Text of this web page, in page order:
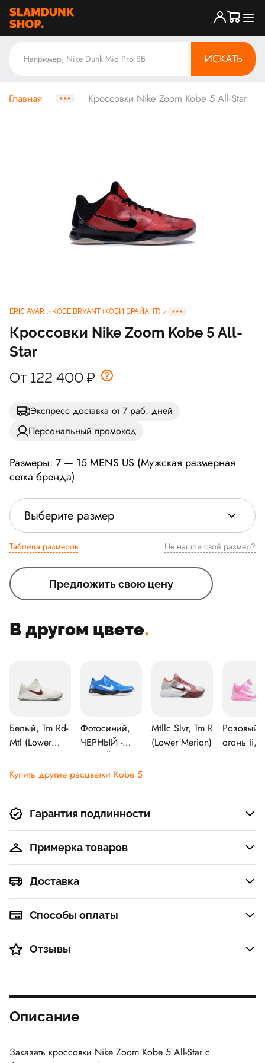
ИСКАТЬ
Главная Кроссовки Nike Zoom Kobe 5 All-Star
ERIC AVAR KOBE BRYANT (КОБИ БРАЙАНТ)
Кроссовки Nike Zoom Kobe 5 All-
Star
От 122 400 ₽
Экспресс доставка от 7 раб. дней
Персональный промокод
Размеры: 7 — 15 MENS US (Мужская размерная
сетка бренда)
Выберите размер
Таблица размеров Не нашли свой размер?
Предложить свою цену
В другом цвете.
Белый, Tm Rd-
Mtl (Lower
Фотосиний,
ЧЕРНЫЙ -
БЕЛЫЙ
Mtllc Slvr, Tm R
(Lower Merion)
Розовый
огонь Ii,
Купить другие расцветки Kobe 5
Гарантия подлинности
Примерка товаров
Доставка
Способы оплаты
Отзывы
Описание
Заказать кроссовки Nike Zoom Kobe 5 All-Star с